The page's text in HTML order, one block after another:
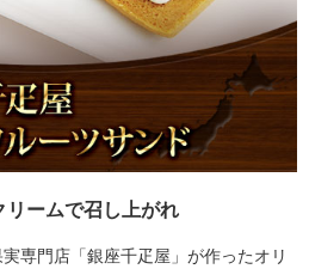
ームで召し上がれ
専門店「銀座千疋屋」が作ったオリ